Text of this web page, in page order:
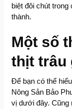
biệt đôi chút
thành.
Một số
thịt trâu
Để bạn có thể
Nông Sản Bảo
vị dưới đây. Cũng